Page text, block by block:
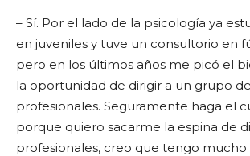
– Sí. Por el lado de la psicología ya
en juveniles y tuve un consultorio en
pero en los últimos años me picó el
la oportunidad de dirigir a un grupo
profesionales. Seguramente haga el
porque quiero sacarme la espina de
profesionales, creo que tengo